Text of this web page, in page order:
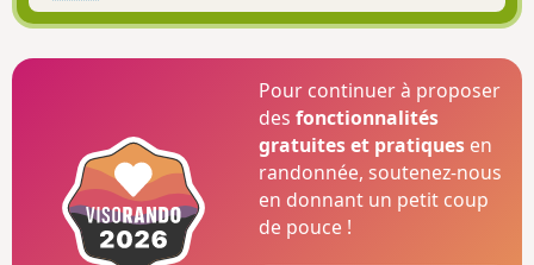
Pour continuer à proposer
desfonctionnalités
gratuites et pratiques en
randonnée, soutenez-nous
en donnant un petit coup
de pouce !